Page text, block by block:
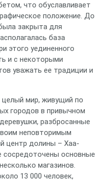
что обуславливает
положение. До
закрыта для
база
этого уединенного
и с некоторыми
уважать ее традиции и
целый мир, живущий по
городов в привычном
разбросанные
неповторимым
центр долины – Хаа-
сосредоточены основные
магазинов.
13 000 человек,